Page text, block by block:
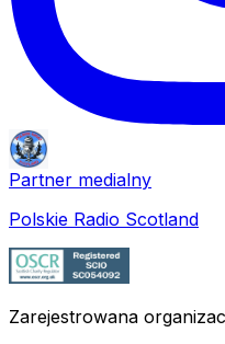
Partner medialny
Polskie Radio Scotland
Zarejestrowana